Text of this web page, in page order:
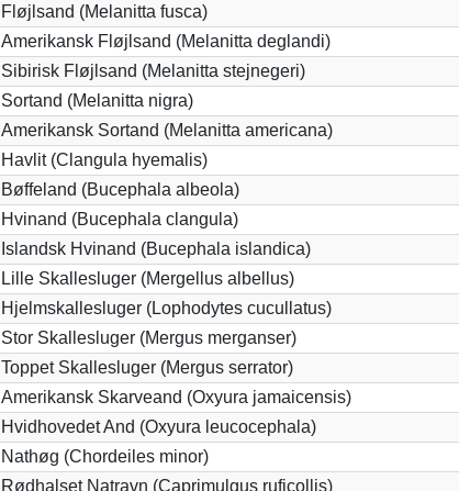
Fløjlsand (Melanitta fusca)
Amerikansk Fløjlsand (Melanitta deglandi)
Sibirisk Fløjlsand (Melanitta stejnegeri)
Sortand (Melanitta nigra)
Amerikansk Sortand (Melanitta americana)
Havlit (Clangula hyemalis)
Bøffeland (Bucephala albeola)
Hvinand (Bucephala clangula)
Islandsk Hvinand (Bucephala islandica)
Lille Skallesluger (Mergellus albellus)
Hjelmskallesluger (Lophodytes cucullatus)
Stor Skallesluger (Mergus merganser)
Toppet Skallesluger (Mergus serrator)
Amerikansk Skarveand (Oxyura jamaicensis)
Hvidhovedet And (Oxyura leucocephala)
Nathøg (Chordeiles minor)
Rødhalset Natravn (Caprimulgus ruficollis)